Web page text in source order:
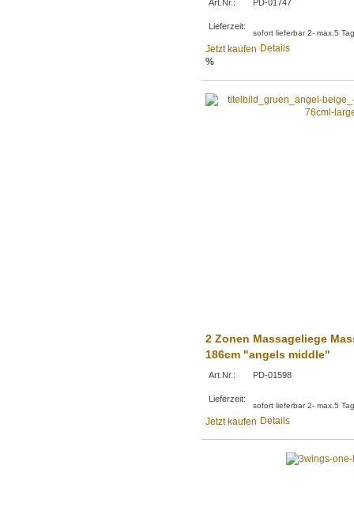
Art.Nr.: PD-01747
Lieferzeit:
sofort lieferbar 2- max.5
Jetzt kaufen Details
%
2 Zonen Massageliege
186cm "angels middle"
Art.Nr.: PD-01598
Lieferzeit:
sofort lieferbar 2- max.5
Jetzt kaufen Details